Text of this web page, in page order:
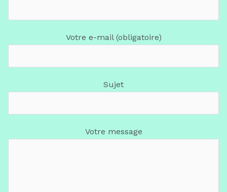
Votre e-mail (obligatoire)
Sujet
Votre message